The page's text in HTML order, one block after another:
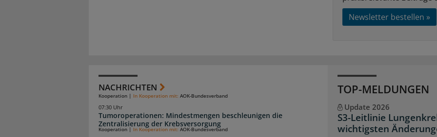
Newsletter bestellen »
NACHRICHTEN
Tumoroperationen: Mindestmengen beschleunigen die
Zentralisierung der Krebsversorgung
Kooperation In Kooperation mit: AOK-Bundesverband
07:30 Uhr
Kooperation In Kooperation mit: AOK-Bundesverband
TOP-MELDUNGEN
Update 2026
S3-Leitlinie
wichtigsten